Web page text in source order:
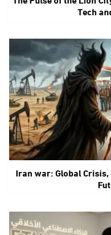
Tech
Iran war: Global